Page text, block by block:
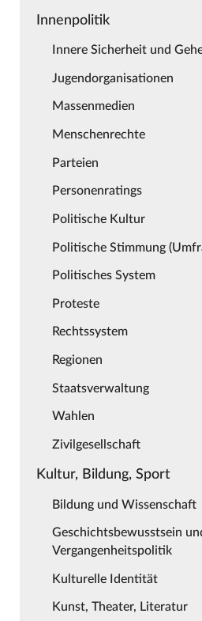
Innenpolitik
Innere Sicherheit und
Jugendorganisationen
Massenmedien
Menschenrechte
Parteien
Personenratings
Politische Kultur
Politische Stimmung
Politisches System
Proteste
Rechtssystem
Regionen
Staatsverwaltung
Wahlen
Zivilgesellschaft
Kultur, Bildung, Sport
Bildung und Wissenschaft
Geschichtsbewusstsein
Vergangenheitspolitik
Kulturelle Identität
Kunst, Theater, Literatur